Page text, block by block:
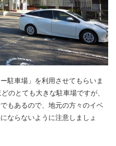
駐車場」を利用させてもらいま
のとても大きな駐車場ですが、
もあるので、地元の方々のイベ
ならないように注意しましょ